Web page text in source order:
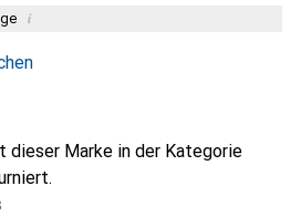
i
dieser Marke in der Kategorie